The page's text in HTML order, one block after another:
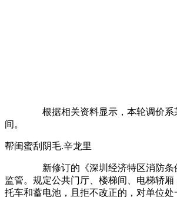
根据相关资料显示，本轮调价系茅台
间。
帮闺蜜刮阴毛.辛龙里
新修订的《深圳经济特区消防条例》
监管。规定公共门厅、楼梯间、电梯轿
托车和蓄电池，且拒不改正的，对单位